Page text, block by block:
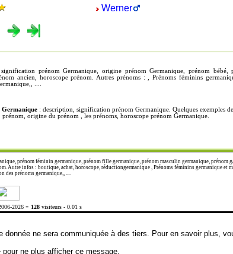
Werner
prénom Germanique, origine prénom Germanique, prénom bébé,
ancien, horoscope prénom. Autres prénoms : , Prénoms féminins
....
Germanique : description, signification prénom Germanique. Quelques exemples de
origine du prénom , les prénoms, horoscope prénom Germanique.
prénom féminin germanique, prénom fille germanique, prénom masculin germanique, prénom
infos : boutique, achat, horoscope, réductiongermanique , Prénoms féminins germanique et
des prénoms germanique,, ....
2026 - 128 visiteurs - 0.01 s
ne sera communiquée à des tiers. Pour en savoir plus,
pour ne plus afficher ce message.